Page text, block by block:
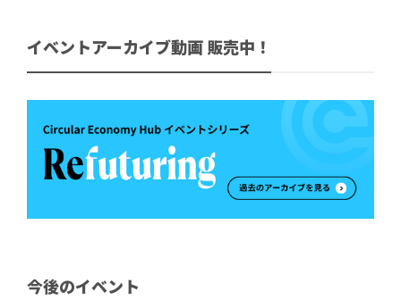
イベントアーカイブ動画 販売中！
今後のイベント